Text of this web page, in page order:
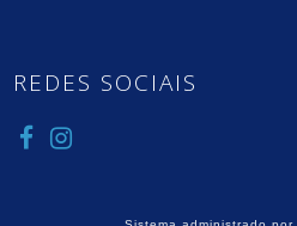
REDES SOCIAIS